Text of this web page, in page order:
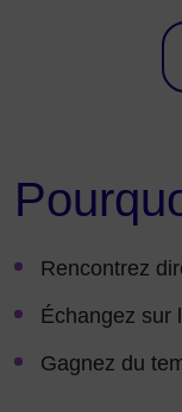
Rencontrez
Échangez sur
Gagnez du